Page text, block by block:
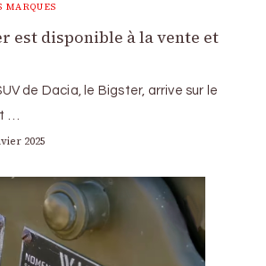
MARQUES
est disponible à la vente et
de Dacia, le Bigster, arrive sur le
…
2025